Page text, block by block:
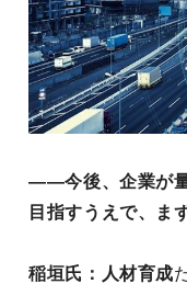
――今後、企業が
目指すうえで、ま
稲垣氏： 人材育成